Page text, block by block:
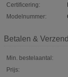
Certificering:
Modelnummer:
Betalen &
Min. bestelaantal:
Prijs: